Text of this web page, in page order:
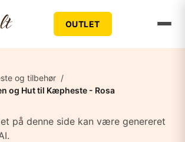
OUTLET
og tilbehør /
og Hut til Kæpheste - Rosa
på denne side kan være genereret